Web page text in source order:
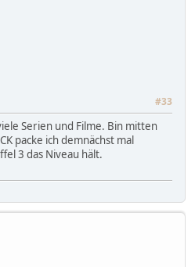
#33
Serien und Filme. Bin mitten
packe ich demnächst mal
3 das Niveau hält.